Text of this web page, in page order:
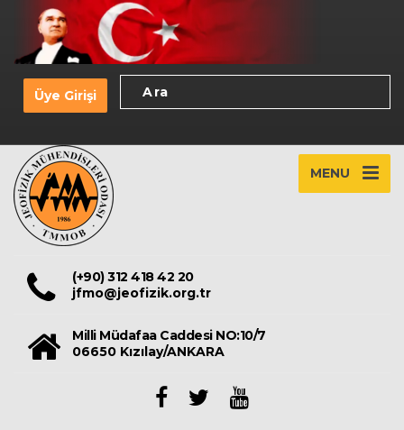
Üye Girişi
MENU
(+90) 312 418 42 20
jfmo@jeofizik.org.tr
Milli Müdafaa Caddesi NO:10/7
06650 Kızılay/ANKARA